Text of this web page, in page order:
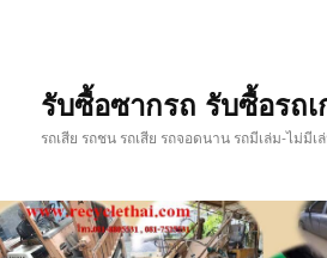
รับซื้อซากรถ รับซื้อรถเ
รถเสีย รถชน รถเสีย รถจอดนาน รถมีเล่ม-ไม่มีเ